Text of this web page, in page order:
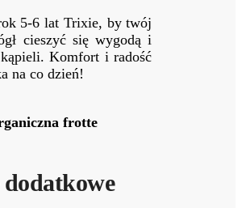
5-6 lat Trixie, by twój
cieszyć się wygodą i
Komfort i radość
na co dzień!
frotte